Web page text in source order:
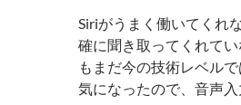
Siriがうまく働いてくれ
確に聞き取ってくれて
もまだ今の技術レベル
気になったので、音声